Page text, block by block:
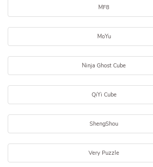
MF8
MoYu
Ninja Ghost Cube
QiYi Cube
ShengShou
Very Puzzle